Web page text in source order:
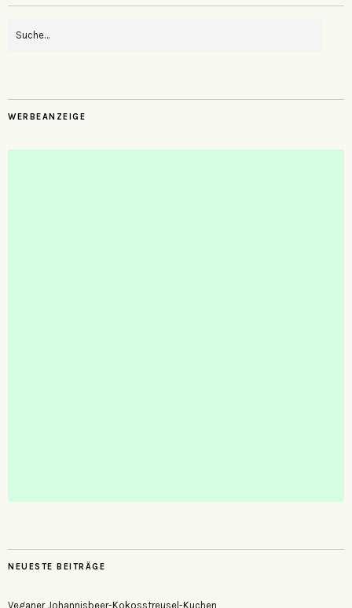
WERBEANZEIGE
NEUESTE BEITRÄGE
Veganer Johannisbeer-Kokosstreusel-Kuchen